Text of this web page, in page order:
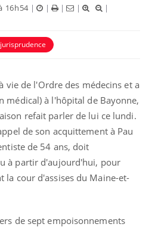
16h54 | | | |
|
jurisprudence
vie de l'Ordre des médecins et a
médical) à l'hôpital de Bayonne,
refait parler de lui ce lundi.
de son acquittement à Pau
de 54 ans, doit
à partir d'aujourd'hui, pour
la cour d'assises du Maine-et-
de sept empoisonnements